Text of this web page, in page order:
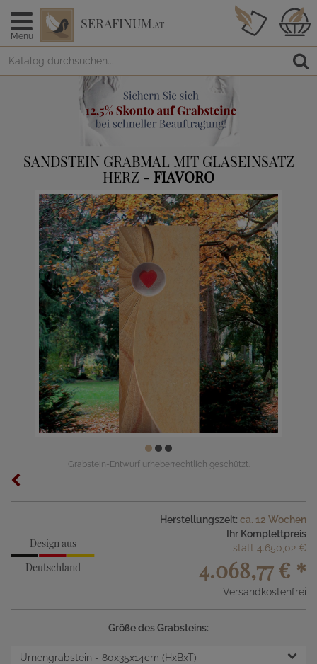
Menü
SERAFINUM.AT
SANDSTEIN GRABMAL MIT GLASEINSATZ
HERZ - FIAVORO
Grabstein-Entwurf urheberrechtlich geschützt.
Design aus
Deutschland
Herstellungszeit: ca. 12 Wochen
Ihr Komplettpreis
statt 4.650,02 €
4.068,77 € *
Versandkostenfrei
Größe des Grabsteins:
Urnengrabstein - 80x35x14cm (HxBxT)